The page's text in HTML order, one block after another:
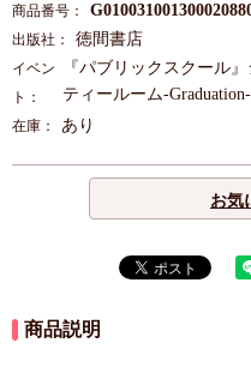
商品番号：
出版社： 徳間書店
イベン
ト：
『パブリックスクール
ティールーム-
在庫： あり
お気
商品説明